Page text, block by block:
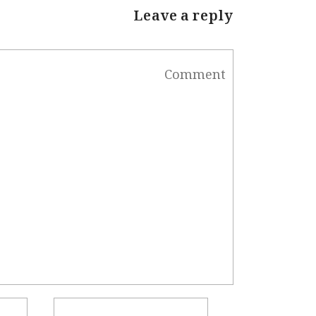
Leave a reply